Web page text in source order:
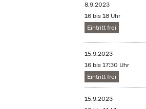
8.9.2023
16 bis 18 Uhr
Eintritt frei
15.9.2023
16 bis 17:30 Uhr
Eintritt frei
15.9.2023